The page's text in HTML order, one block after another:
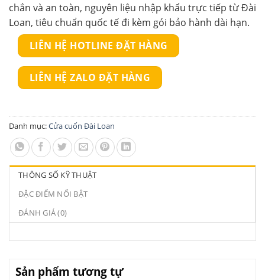
chắn và an toàn, nguyên liệu nhập khẩu trực tiếp từ Đài
Loan, tiêu chuẩn quốc tế đi kèm gói bảo hành dài hạn.
LIÊN HỆ HOTLINE ĐẶT HÀNG
LIÊN HỆ ZALO ĐẶT HÀNG
Danh mục:Cửa cuốn Đài Loan
THÔNG SỐ KỸ THUẬT
ĐẶC ĐIỂM NỔI BẬT
ĐÁNH GIÁ (0)
Sản phẩm tương tự